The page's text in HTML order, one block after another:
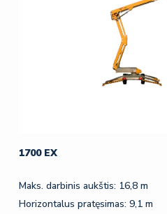
1700 EX
Maks. darbinis aukštis: 16,8 m
Horizontalus pratęsimas: 9,1 m